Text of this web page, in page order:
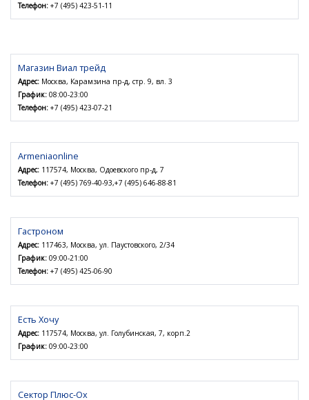
Телефон: +7 (495) 423-51-11
Магазин Виал трейд
Адрес: Москва, Карамзина пр-д, стр. 9, вл. 3
График: 08:00-23:00
Телефон: +7 (495) 423-07-21
Armeniaonline
Адрес: 117574, Москва, Одоевского пр-д, 7
Телефон: +7 (495) 769-40-93,+7 (495) 646-88-81
Гастроном
Адрес: 117463, Москва, ул. Паустовского, 2/34
График: 09:00-21:00
Телефон: +7 (495) 425-06-90
Есть Хочу
Адрес: 117574, Москва, ул. Голубинская, 7, корп.2
График: 09:00-23:00
Сектор Плюс-Ох